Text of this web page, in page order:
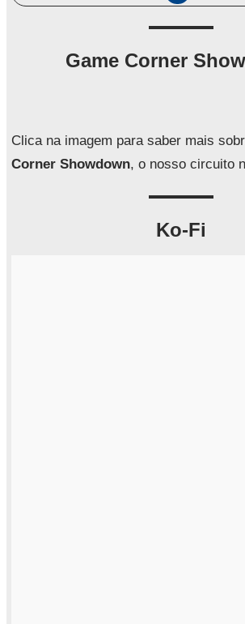
e
a
Game Corner
Clica na imagem para saber mais
Corner Showdown, o nosso circuito
Ko-Fi